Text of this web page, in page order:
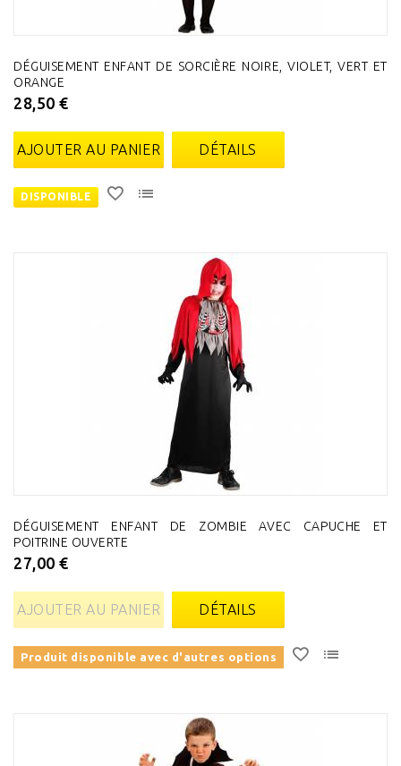
DÉGUISEMENT ENFANT DE SORCIÈRE NOIRE, VIOLET, VERT ET
ORANGE
28,50 €
AJOUTER AU PANIER DÉTAILS
DISPONIBLE
DÉGUISEMENT ENFANT DE ZOMBIE AVEC CAPUCHE ET
POITRINE OUVERTE
27,00 €
AJOUTER AU PANIER DÉTAILS
Produit disponible avec d'autres options